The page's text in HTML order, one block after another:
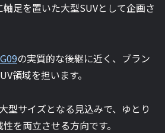
足を置いた大型SUVとして企画さ
の実質的な後継に近く、ブラン
領域を担います。
型サイズとなる見込みで、ゆとり
を両立させる方向です。